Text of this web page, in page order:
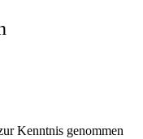
Kenntnis genommen